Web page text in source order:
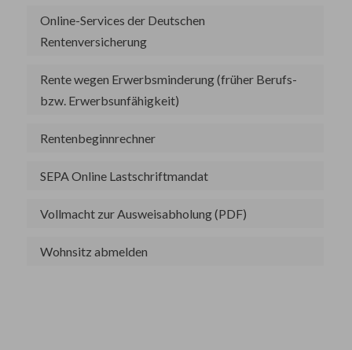
Online-Services der Deutschen
Rentenversicherung
Rente wegen Erwerbsminderung (früher Berufs-
bzw. Erwerbsunfähigkeit)
Rentenbeginnrechner
SEPA Online Lastschriftmandat
Vollmacht zur Ausweisabholung (PDF)
Wohnsitz abmelden